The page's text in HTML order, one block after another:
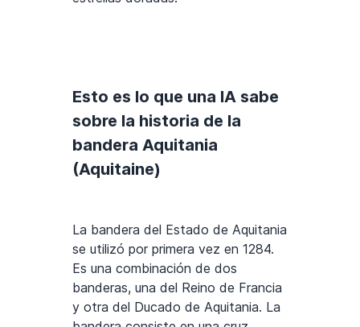
Esto es lo que una IA sabe
sobre la historia de la
bandera Aquitania
(Aquitaine)
La bandera del Estado de Aquitania
se utilizó por primera vez en 1284.
Es una combinación de dos
banderas, una del Reino de Francia
y otra del Ducado de Aquitania. La